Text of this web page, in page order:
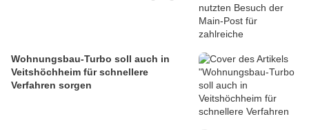
Wohnungsbau-Turbo soll auch in
Veitshöchheim für schnellere
Verfahren sorgen